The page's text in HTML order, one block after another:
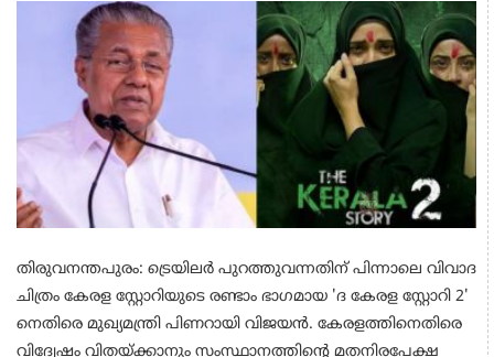
തിരുവനന്തപുരം: ട്രെയിലർ പുറത്തുവന്നതിന് പിന്നാലെ വിവാദ
ചിത്രം കേരള സ്റ്റോറിയുടെ രണ്ടാം ഭാഗമായ 'ദ കേരള സ്റ്റോറി 2'
നെതിരെ മുഖ്യമന്ത്രി പിണറായി വിജയൻ. കേരളത്തിനെതിരെ
വിദ്വേഷം വിതയ്ക്കാനും സംസ്ഥാനത്തിന്‍റെ മതനിരപേക്ഷ